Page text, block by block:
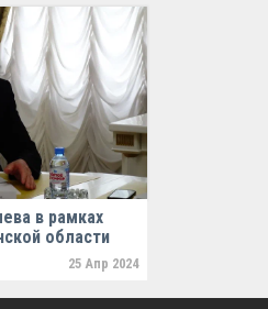
в рамках
области
25 Апр 2024